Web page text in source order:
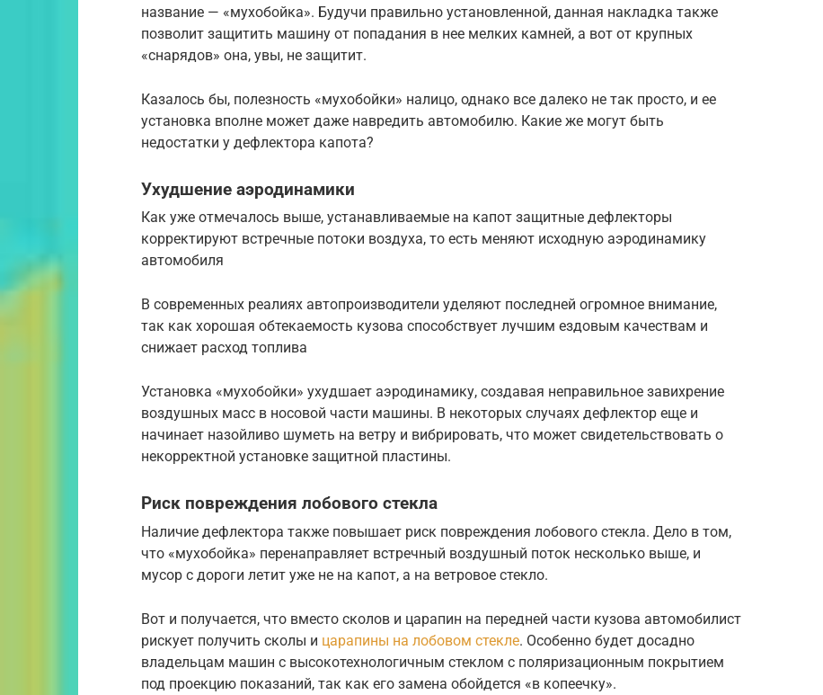
название — «мухобойка». Будучи правильно установленной, данная накладка также
позволит защитить машину от попадания в нее мелких камней, а вот от крупных
«снарядов» она, увы, не защитит.
Казалось бы, полезность «мухобойки» налицо, однако все далеко не так просто, и ее
установка вполне может даже навредить автомобилю. Какие же могут быть
недостатки у дефлектора капота?
Ухудшение аэродинамики
Как уже отмечалось выше, устанавливаемые на капот защитные дефлекторы
корректируют встречные потоки воздуха, то есть меняют исходную аэродинамику
автомобиля
В современных реалиях автопроизводители уделяют последней огромное внимание,
так как хорошая обтекаемость кузова способствует лучшим ездовым качествам и
снижает расход топлива
Установка «мухобойки» ухудшает аэродинамику, создавая неправильное завихрение
воздушных масс в носовой части машины. В некоторых случаях дефлектор еще и
начинает назойливо шуметь на ветру и вибрировать, что может свидетельствовать о
некорректной установке защитной пластины.
Риск повреждения лобового стекла
Наличие дефлектора также повышает риск повреждения лобового стекла. Дело в том,
что «мухобойка» перенаправляет встречный воздушный поток несколько выше, и
мусор с дороги летит уже не на капот, а на ветровое стекло.
Вот и получается, что вместо сколов и царапин на передней части кузова автомобилист
рискует получить сколы и царапины на лобовом стекле. Особенно будет досадно
владельцам машин с высокотехнологичным стеклом с поляризационным покрытием
под проекцию показаний, так как его замена обойдется «в копеечку».